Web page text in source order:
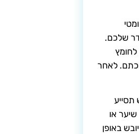
שלכם.
הכתם. לאחר
או
באופן